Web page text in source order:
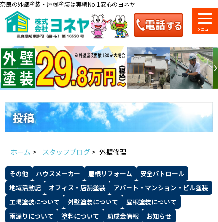
奈良の外壁塗装・屋根塗装は実績No.1安心のヨネヤ
料金一覧 会社案内 ショールーム
のご紹介
お問い合わせ
地域の事例がいっぱい
ヨネヤの施工実績
Home お客様の声
投稿
ホーム > スタッフブログ > 外壁修理
その他 ハウスメーカー 屋根リフォーム
安全パトロール
地域活動記
オフィス・店舗塗装
アパート・マンション・ビル塗装
工場塗装について
外壁塗装について
屋根塗装について
雨漏りについて
塗料について 助成金情報
お知らせ